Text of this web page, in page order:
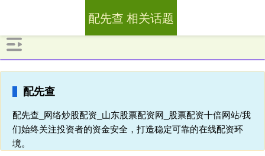
配先查
配先查_网络炒股配资_山东股票配资网_股票配资十倍网站/我
们始终关注投资者的资金安全，打造稳定可靠的在线配资环
境。
配先查 相关话题